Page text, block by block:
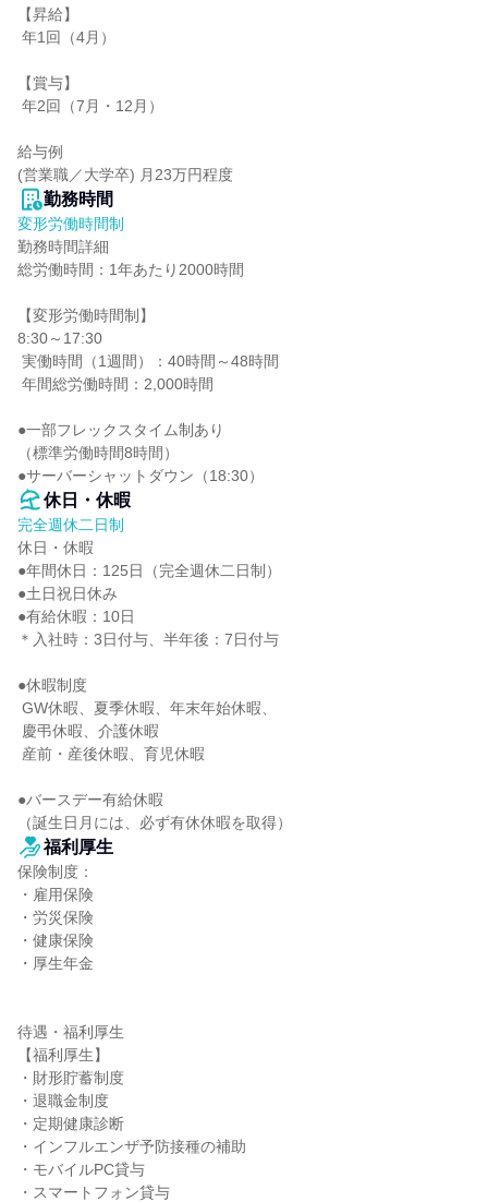
【昇給】
【賞与】
給与例
(営業職／大学卒) 月23万円程度
勤務時間
変形労働時間制
勤務時間詳細
総労働時間：1年あたり2000時間
【変形労働時間制】
8:30～17:30
●一部フレックスタイム制あり
（標準労働時間8時間）
●サーバーシャットダウン（18:30）
休日・休暇
完全週休二日制
休日・休暇
●年間休日：125日（完全週休二日制）
●土日祝日休み
●有給休暇：10日
＊入社時：3日付与、半年後：7日付与
●休暇制度
●バースデー有給休暇
（誕生日月には、必ず有休休暇を取得）
福利厚生
保険制度：
・雇用保険
・労災保険
・健康保険
・厚生年金
待遇・福利厚生
【福利厚生】
・財形貯蓄制度
・退職金制度
・定期健康診断
・インフルエンザ予防接種の補助
・モバイルPC貸与
・スマートフォン貸与